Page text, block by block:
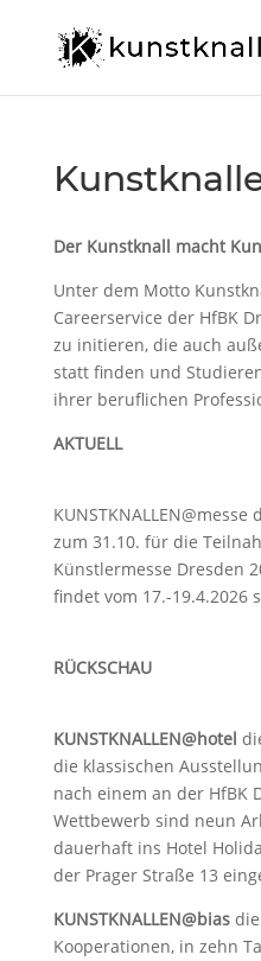
Der Kunstknall macht
Unter dem Motto
Careerservice der HfBK
zu initieren, die auch
statt finden und
ihrer beruflichen
AKTUELL
zum 31.10. für die
Künstlermesse Dresden
findet vom 17.-19.4.2026
RÜCKSCHAU
KUNSTKNALLEN@hotel
die klassischen
nach einem an der HfBK
Wettbewerb sind neun
dauerhaft ins Hotel
der Prager Straße 13
KUNSTKNALLEN@biasdie
Kooperationen, in zehn